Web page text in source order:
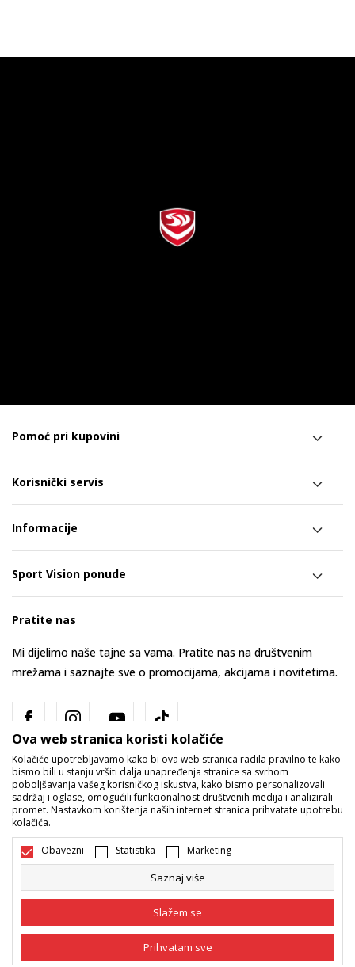
Pomoć pri kupovini
Korisnički servis
Informacije
Sport Vision ponude
Pratite nas
Mi dijelimo naše tajne sa vama. Pratite nas na društvenim
mrežama i saznajte sve o promocijama, akcijama i novitetima.
Bosna i Hercegovina Promijenite
Nastojimo da budemo što precizniji u opisu proizvoda, prikazu slika i
samih cijena, ali ne možemo garantovati da su sve informacije kompletne
i bez grešaka. Svi artikli prikazani na sajtu su dio naše ponude i ne
Ova web stranica koristi kolačiće
Kolačiće upotrebljavamo kako bi ova web stranica radila pravilno te kako
bismo bili u stanju vršiti dalja unapređenja stranice sa svrhom
poboljšavanja vašeg korisničkog iskustva, kako bismo personalizovali
sadržaj i oglase, omogućili funkcionalnost društvenih medija i analizirali
promet. Nastavkom korištenja naših internet stranica prihvatate upotrebu
kolačića.
Obavezni Statistika Marketing
Saznaj više
Slažem se
Prihvatam sve